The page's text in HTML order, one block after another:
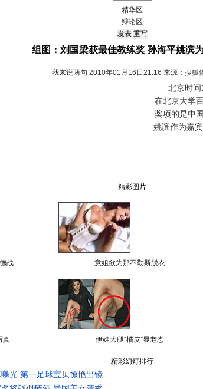
精华区
辩论区
组图：刘国梁获最佳教练奖 孙海平姚滨
我来说两句 2010年01月16日21:16 来源：搜狐
北京时间1
在北京大学
奖项的是中
姚滨作为嘉
精彩图片
战 意姐欲为那不勒斯脱衣
真 伊娃大腿“橘皮”显老态
精彩幻灯排行
光 第一足球宝贝惊艳出镜